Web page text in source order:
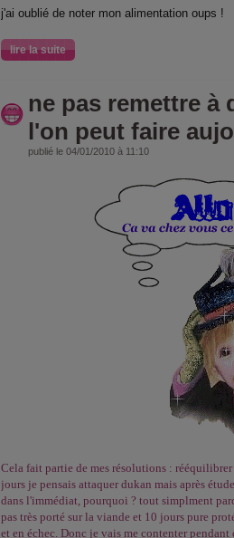
j'ai oublié de noter mon alimentation oups !
lire la suite
ne pas remettre à
l'on peut faire
publié le 04/01/2010 à 11:10
Cela fait partie de mes résolutions :
jours je pensais attaquer dukan mais après
dans l'immédiat, pourquoi ? tout simplment
pas très porté sur la viande et 10 jours pure
et en échec. Donc je vais me contenter